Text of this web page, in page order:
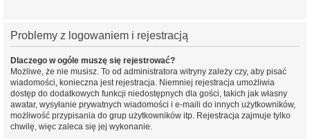
Problemy z logowaniem i rejestracją
Dlaczego w ogóle muszę się rejestrować?
Możliwe, że nie musisz. To od administratora witryny zależy czy, aby pisać
wiadomości, konieczna jest rejestracja. Niemniej rejestracja umożliwia
dostęp do dodatkowych funkcji niedostępnych dla gości, takich jak własny
awatar, wysyłanie prywatnych wiadomości i e-maili do innych użytkowników,
możliwość przypisania do grup użytkowników itp. Rejestracja zajmuje tylko
chwilę, więc zaleca się jej wykonanie.